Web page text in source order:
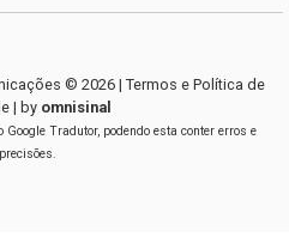
© 2026 | Termos e Política de
| by omnisinal
Tradutor, podendo esta conter erros e